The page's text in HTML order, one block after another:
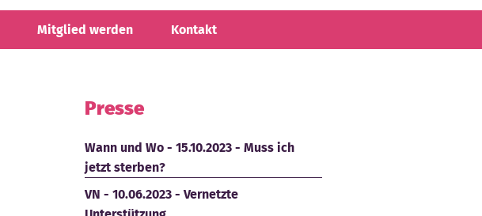
Mitglied werden Kontakt
Presse
Wann und Wo - 15.10.2023 - Muss ich
jetzt sterben?
VN - 10.06.2023 - Vernetzte